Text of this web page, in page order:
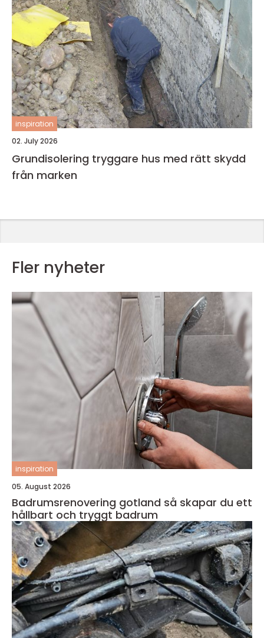
inspiration
02. July 2026
Grundisolering tryggare hus med rätt skydd
från marken
Fler nyheter
inspiration
05. August 2026
Badrumsrenovering gotland så skapar du ett
hållbart och tryggt badrum